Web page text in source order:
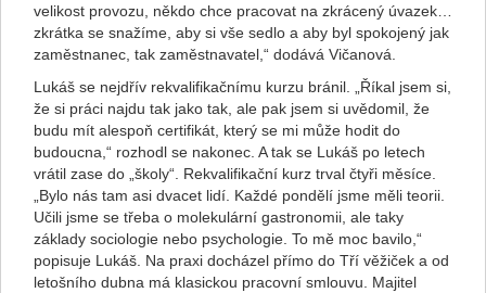
velikost provozu, někdo chce pracovat na zkrácený úvazek…
zkrátka se snažíme, aby si vše sedlo a aby byl spokojený jak
zaměstnanec, tak zaměstnavatel,“ dodává Vičanová.
Lukáš se nejdřív rekvalifikačnímu kurzu bránil. „Říkal jsem si,
že si práci najdu tak jako tak, ale pak jsem si uvědomil, že
budu mít alespoň certifikát, který se mi může hodit do
budoucna,“ rozhodl se nakonec. A tak se Lukáš po letech
vrátil zase do „školy“. Rekvalifikační kurz trval čtyři měsíce.
„Bylo nás tam asi dvacet lidí. Každé pondělí jsme měli teorii.
Učili jsme se třeba o molekulární gastronomii, ale taky
základy sociologie nebo psychologie. To mě moc bavilo,“
popisuje Lukáš. Na praxi docházel přímo do Tří věžiček a od
letošního dubna má klasickou pracovní smlouvu. Majitel